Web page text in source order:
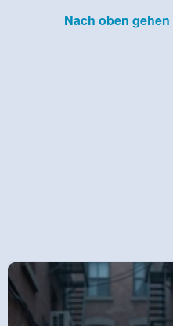
Nach oben gehen